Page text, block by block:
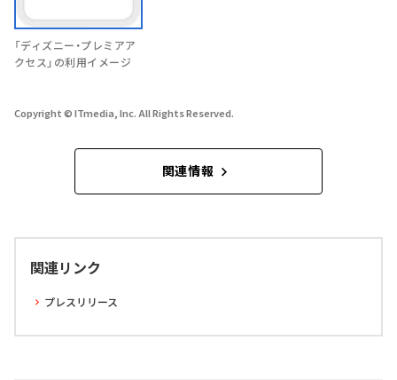
「ディズニー・プレミアア
クセス」の利用イメージ
Copyright © ITmedia, Inc. All Rights Reserved.
関連情報
関連リンク
プレスリリース